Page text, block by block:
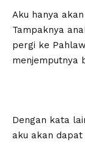
Aku hanya
Tampaknya
pergi ke
menjemputnya
Dengan kata
aku akan